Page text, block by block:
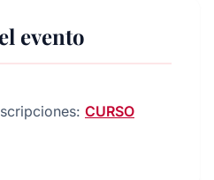
evento
CURSO